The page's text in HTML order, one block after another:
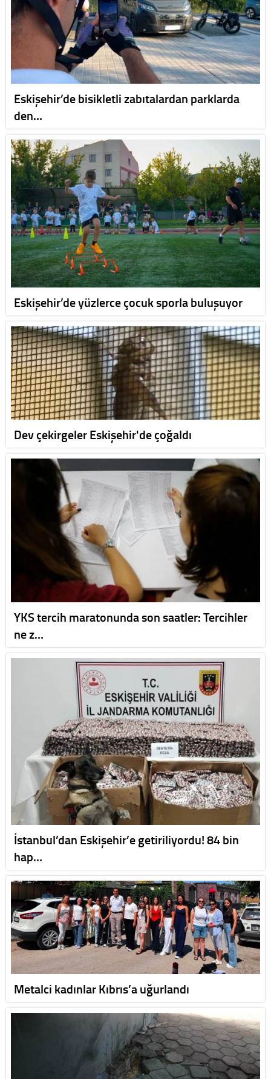
Eskişehir’de bisikletli zabıtalardan parklarda
den…
Eskişehir’de yüzlerce çocuk sporla buluşuyor
Dev çekirgeler Eskişehir'de çoğaldı
YKS tercih maratonunda son saatler: Tercihler
ne z…
İstanbul’dan Eskişehir’e getiriliyordu! 84 bin
hap…
Metalci kadınlar Kıbrıs’a uğurlandı